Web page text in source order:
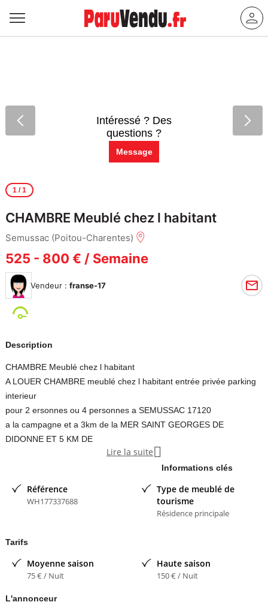
Message
Intéressé ? Des
questions ?
1/ 1
CHAMBRE Meublé chez l habitant
Semussac (Poitou-Charentes)
525 - 800 € / Semaine
Vendeur : franse-17
Description
CHAMBRE Meublé chez l habitant
A LOUER CHAMBRE meublé chez l habitant entrée privée parking
interieur
pour 2 ersonnes ou 4 personnes a SEMUSSAC 17120
a la campagne et a 3km de la MER SAINT GEORGES DE
DIDONNE ET 5 KM DE
POSSIBLE une semaine ou 2 nuits minimum
( Faire message pour photos) Et reservation JUILLET ET AOUT
prix la nuit une chambre 2 personnes 65 euros ou 4 pers 100 euros
Contacter l'annonceur
- membre depuis 18 ans
Lire la suite 
Informations clés
Référence
WH177337688
Type de meublé de
tourisme
Résidence principale
Tarifs
Moyenne saison
75 € / Nuit
Haute saison
150 € / Nuit
L'annonceur